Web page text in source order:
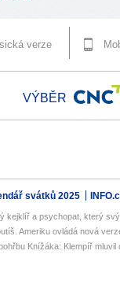
verze
VÝBĚR
svátků 2025
kejklíř a psychopat, který
Ameriku ovládá nová
Knížáka: Klempíř mluvil